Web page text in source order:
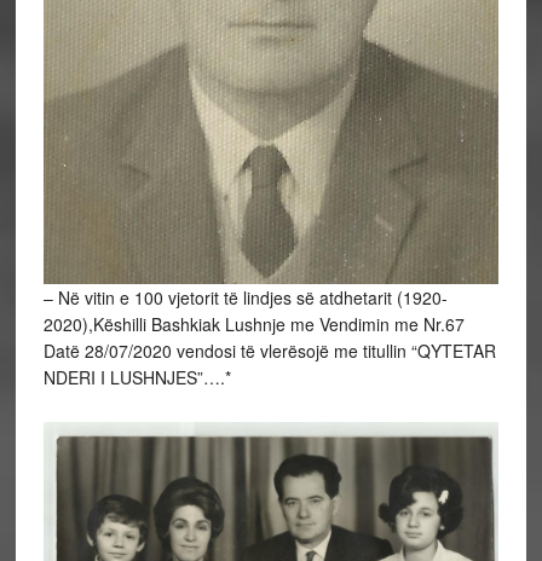
– Në vitin e 100 vjetorit të lindjes së atdhetarit (1920-
2020),Këshilli Bashkiak Lushnje me Vendimin me Nr.67
Datë 28/07/2020 vendosi të vlerësojë me titullin “QYTETAR
NDERI I LUSHNJES”….*